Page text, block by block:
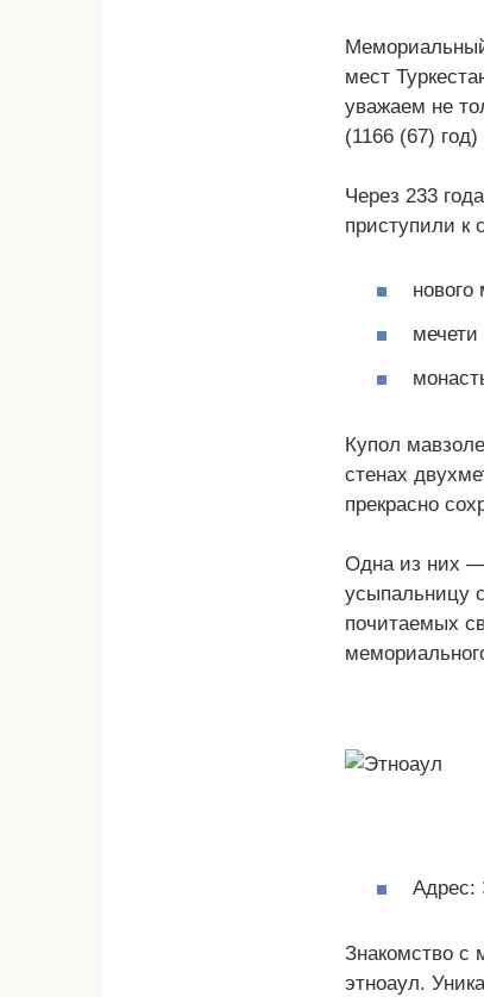
мест
уважаем не
(1166 (67)
Через 233
приступили к
нового
Купол
стенах
прекрасно
Одна из них —
усыпальницу
почитаемых
Адрес:
Знакомство с
этноаул.